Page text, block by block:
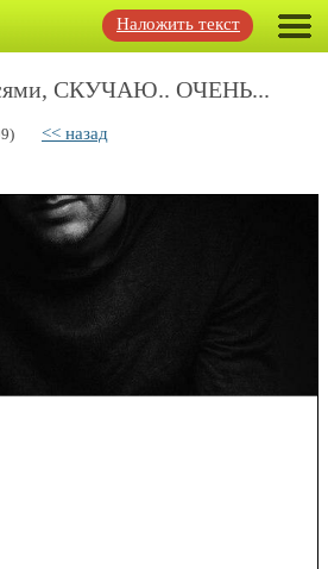
Наложить текст
СКУЧАЮ.. ОЧЕНЬ...
<< назад